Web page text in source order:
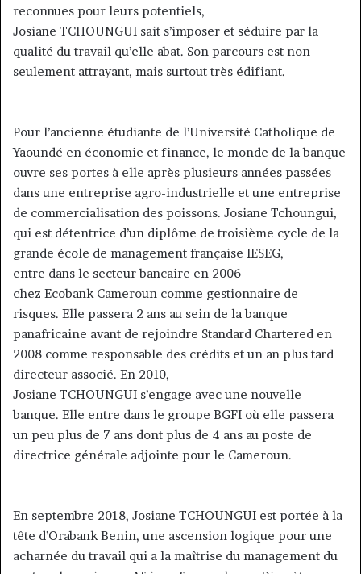
reconnues pour leurs potentiels,
Josiane TCHOUNGUI sait s’imposer et séduire par la
qualité du travail qu’elle abat. Son parcours est non
seulement attrayant, mais surtout très édifiant.
Pour l’ancienne étudiante de l’Université Catholique de
Yaoundé en économie et finance, le monde de la banque
ouvre ses portes à elle après plusieurs années passées
dans une entreprise agro-industrielle et une entreprise
de commercialisation des poissons. Josiane Tchoungui,
qui est détentrice d’un diplôme de troisième cycle de la
grande école de management française IESEG,
entre dans le secteur bancaire en 2006
chez Ecobank Cameroun comme gestionnaire de
risques. Elle passera 2 ans au sein de la banque
panafricaine avant de rejoindre Standard Chartered en
2008 comme responsable des crédits et un an plus tard
directeur associé. En 2010,
Josiane TCHOUNGUI s’engage avec une nouvelle
banque. Elle entre dans le groupe BGFI où elle passera
un peu plus de 7 ans dont plus de 4 ans au poste de
directrice générale adjointe pour le Cameroun.
En septembre 2018, Josiane TCHOUNGUI est portée à la
tête d’Orabank Benin, une ascension logique pour une
acharnée du travail qui a la maîtrise du management du